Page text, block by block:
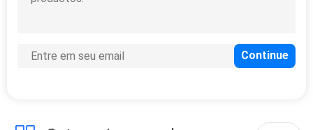
Misturador de